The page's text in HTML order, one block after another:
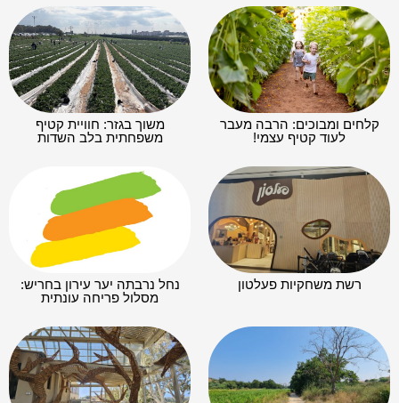
קלחים ומבוכים: הרבה מעבר
לעוד קטיף עצמי!
משוך בגזר: חוויית קטיף
משפחתית בלב השדות
רשת משחקיות פעלטון
נחל נרבתה יער עירון בחריש:
מסלול פריחה עונתית